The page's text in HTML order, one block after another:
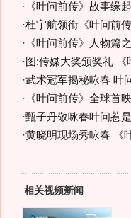
· 《叶问前传》故事缘
·杜宇航领衔《叶问前
· 《叶问前传》人物篇
· 图:传媒大奖颁奖礼
·武术冠军揭秘咏春 叶
· 《叶问前传》全球首
·甄子丹敬咏春叶问惹
·黄晓明现场秀咏春 《
相关视频新闻